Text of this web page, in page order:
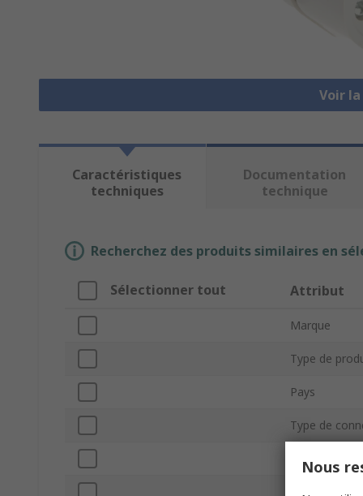
Voir
Caractéristiques
techniques
Documentation
technique
Recherchez des produits similaires en
Sélectionner tout Attribut
Marque
Type de
Pays
Type de
Courant
Type de
Nous